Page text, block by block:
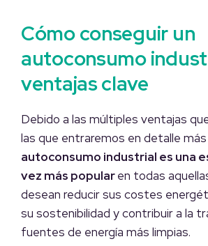
Cómo conseguir un
autoconsumo
ventajas clave
Debido a las múltiples ventajas
las que entraremos en detalle
autoconsumo industrial es una
vez más popularen todas
desean reducir sus costes
su sostenibilidad y contribuir a la
fuentes de energía más limpias.